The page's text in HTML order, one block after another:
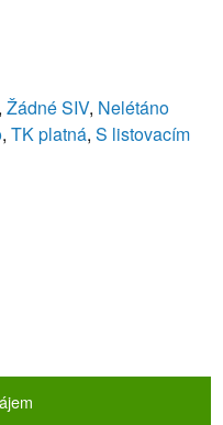
,Žádné SIV, Nelétáno
,TK platná,S listovacím